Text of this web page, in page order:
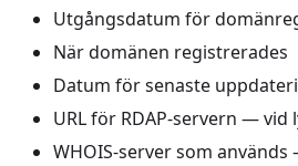
Utgångsdatum för
När domänen registrerades
Datum för senaste
URL för RDAP-servern — vid
WHOIS-server som används